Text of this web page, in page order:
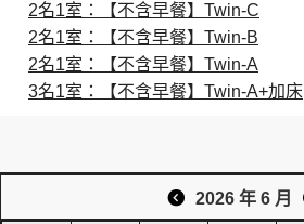
2名1室：【不含早餐】Twin-C
2名1室：【不含早餐】Twin-B
2名1室：【不含早餐】Twin-A
3名1室：【不含早餐】Twin-A+加床
2026 年 6 月